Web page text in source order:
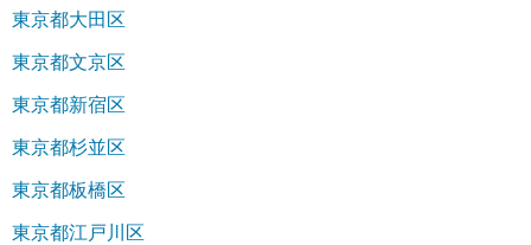
東京都大田区
東京都文京区
東京都新宿区
東京都杉並区
東京都板橋区
東京都江戸川区